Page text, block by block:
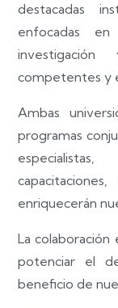
destacadas
enfocadas
competentes y
Ambas
programas
enriquecerán
La colaboración
potenciar el
beneficio de